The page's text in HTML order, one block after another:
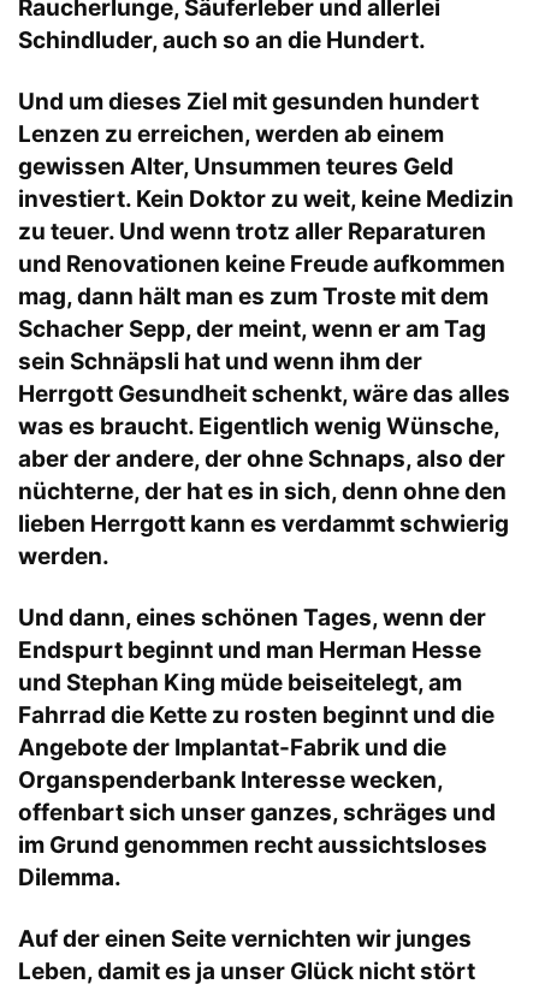
Raucherlunge, Säuferleber und allerlei
Schindluder, auch so an die Hundert.
Und um dieses Ziel mit gesunden hundert
Lenzen zu erreichen, werden ab einem
gewissen Alter, Unsummen teures Geld
investiert. Kein Doktor zu weit, keine Medizin
zu teuer. Und wenn trotz aller Reparaturen
und Renovationen keine Freude aufkommen
mag, dann hält man es zum Troste mit dem
Schacher Sepp, der meint, wenn er am Tag
sein Schnäpsli hat und wenn ihm der
Herrgott Gesundheit schenkt, wäre das alles
was es braucht. Eigentlich wenig Wünsche,
aber der andere, der ohne Schnaps, also der
nüchterne, der hat es in sich, denn ohne den
lieben Herrgott kann es verdammt schwierig
werden.
Und dann, eines schönen Tages, wenn der
Endspurt beginnt und man Herman Hesse
und Stephan King müde beiseitelegt, am
Fahrrad die Kette zu rosten beginnt und die
Angebote der Implantat-Fabrik und die
Organspenderbank Interesse wecken,
offenbart sich unser ganzes, schräges und
im Grund genommen recht aussichtsloses
Dilemma.
Auf der einen Seite vernichten wir junges
Leben, damit es ja unser Glück nicht stört